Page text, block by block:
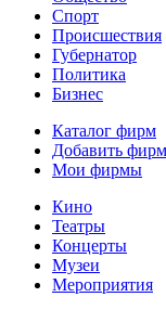
Спорт
Происшествия
Губернатор
Политика
Бизнес
Каталог фирм
Добавить
Мои фирмы
Кино
Театры
Концерты
Музеи
Мероприятия